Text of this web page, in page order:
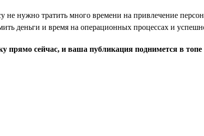
нужно тратить много времени на привлечение
деньги и время на операционных процессах и
прямо сейчас, и ваша публикация поднимется в